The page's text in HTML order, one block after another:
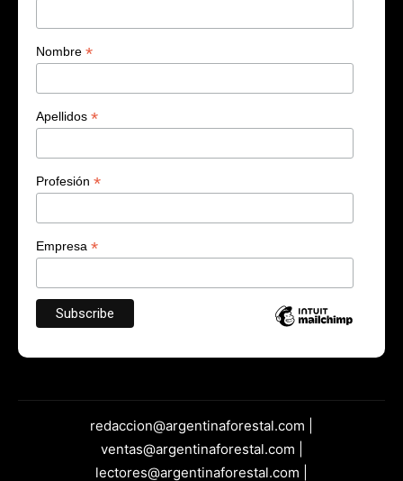
Nombre *
Apellidos *
Profesión *
Empresa *
redaccion@argentinaforestal.com |
ventas@argentinaforestal.com |
lectores@argentinaforestal.com |